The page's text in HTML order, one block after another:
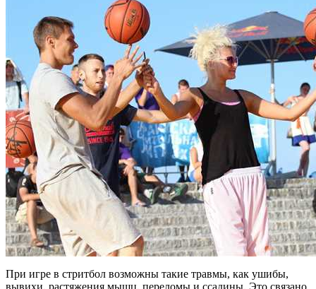
При игре в стритбол возможны такие травмы, как ушибы,
вывихи, растяжения мышц, переломы и ссадины. Это связано